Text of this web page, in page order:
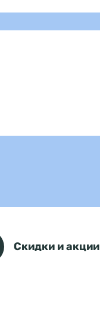
Скидки и акции